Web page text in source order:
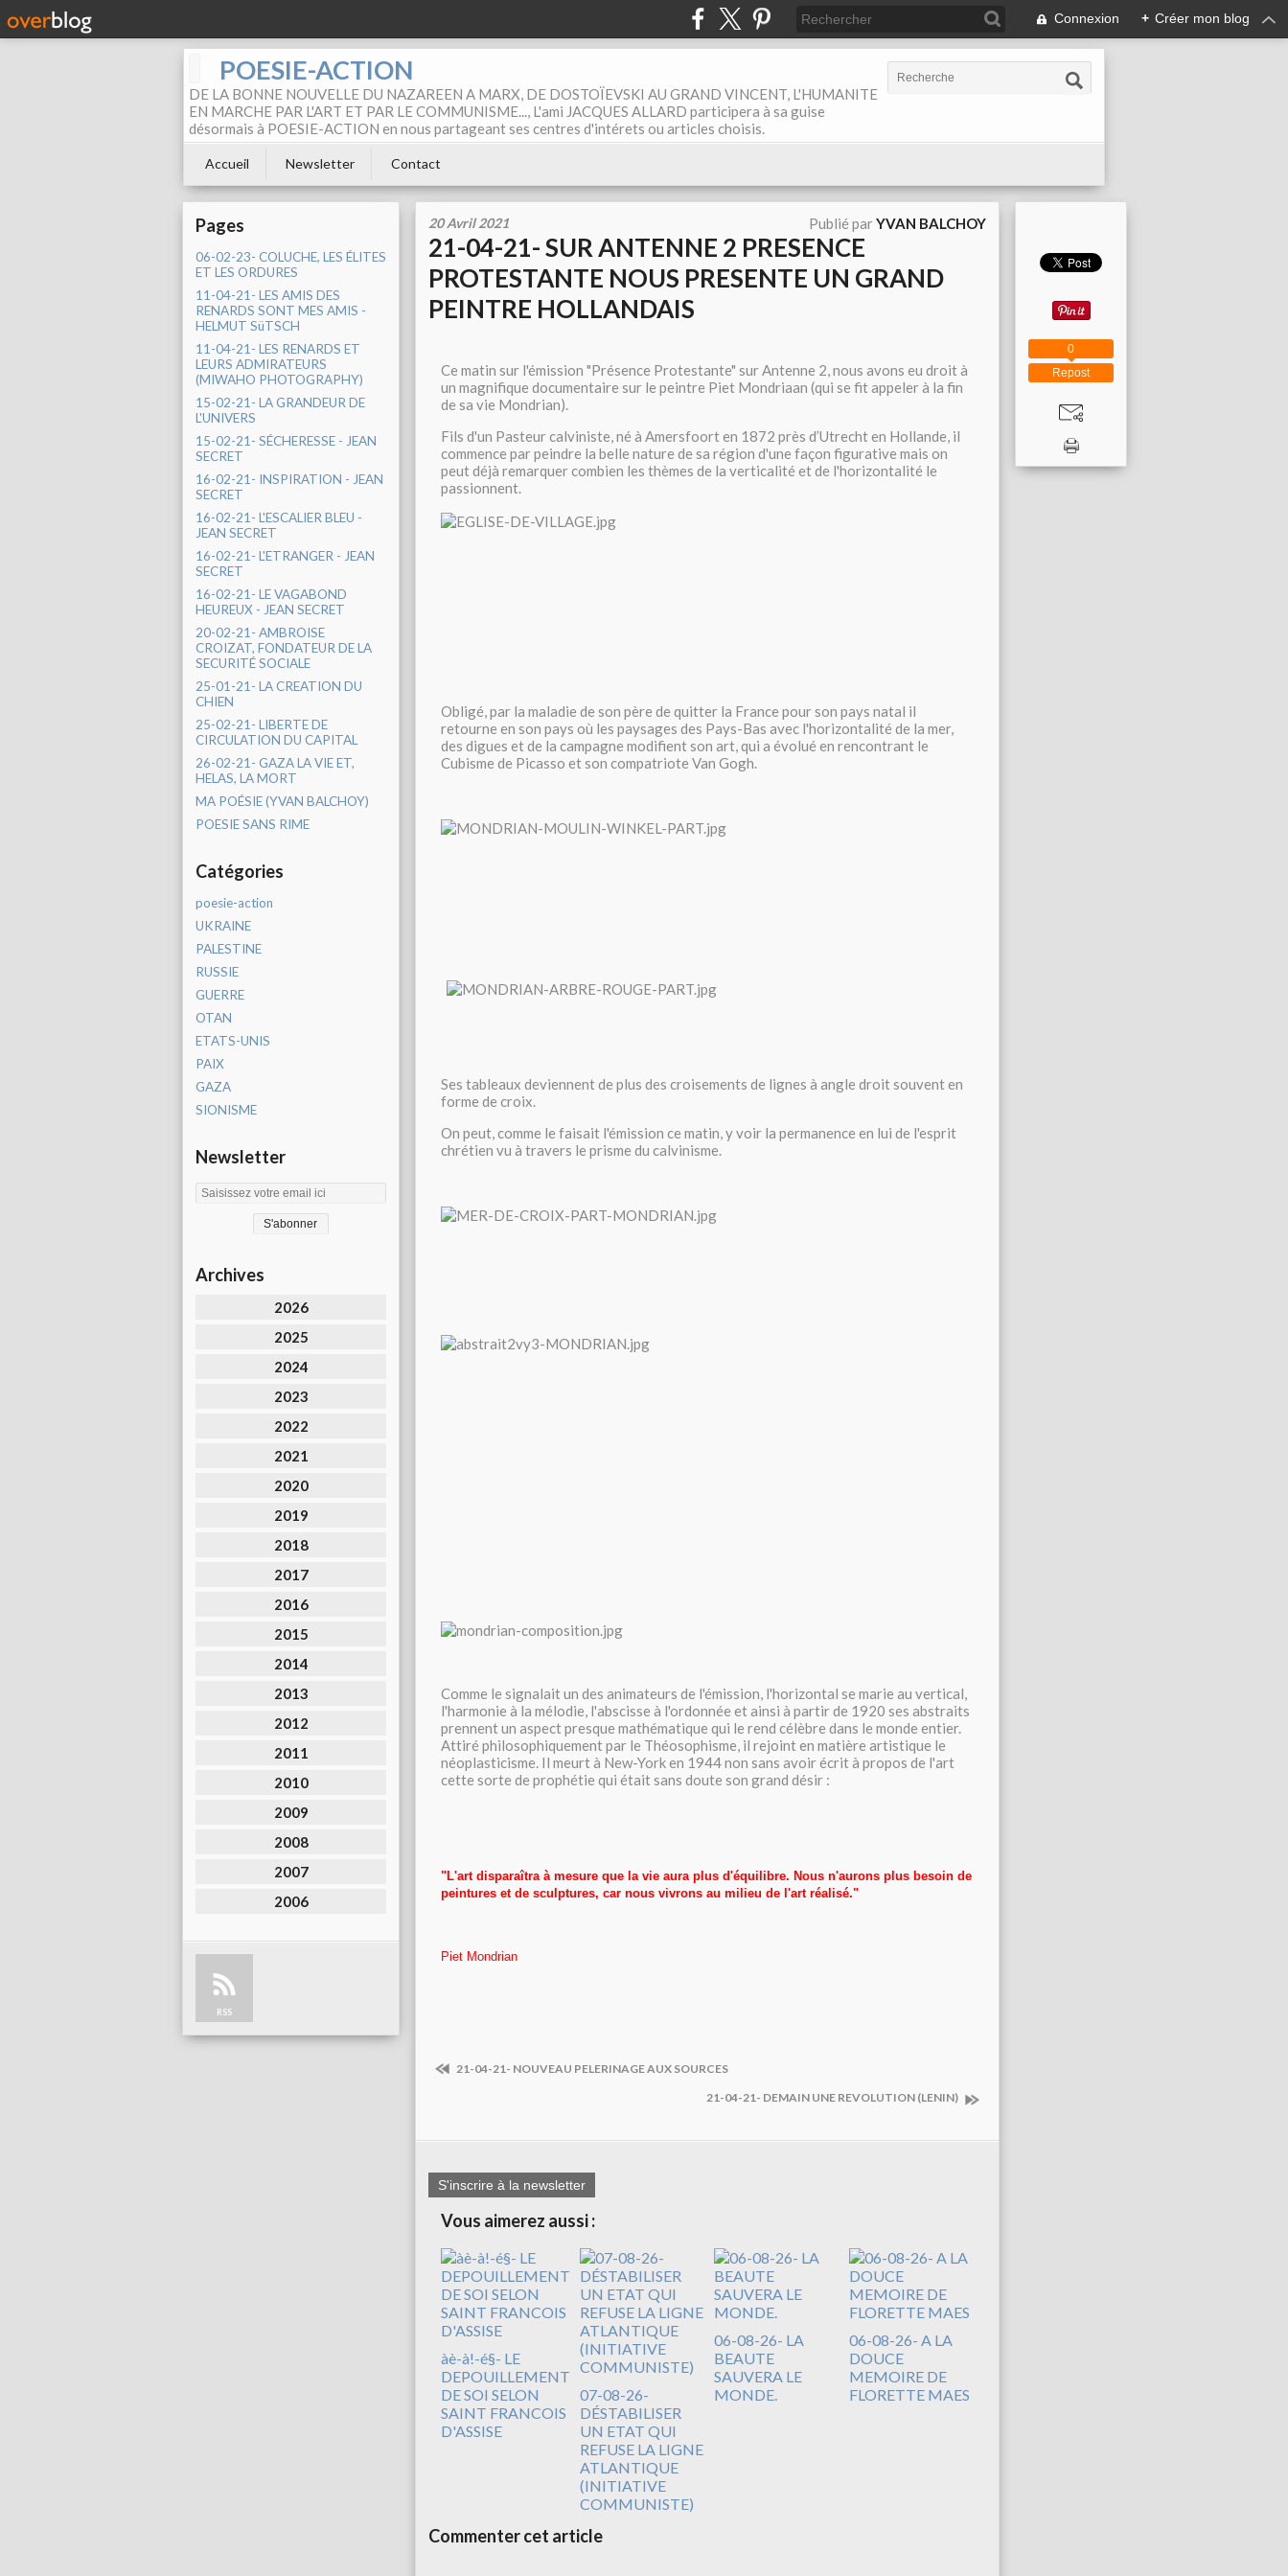
Connexion + Créer mon blog
POESIE-ACTION
DE LA BONNE NOUVELLE DU NAZAREEN A MARX, DE DOSTOÏEVSKI AU GRAND VINCENT, L'HUMANITE
EN MARCHE PAR L'ART ET PAR LE COMMUNISME..., L'ami JACQUES ALLARD participera à sa guise
désormais à POESIE-ACTION en nous partageant ses centres d'intérets ou articles choisis.
Accueil Newsletter Contact
Pages
06-02-23- COLUCHE, LES ÉLITES
ET LES ORDURES
11-04-21- LES AMIS DES
RENARDS SONT MES AMIS -
HELMUT SüTSCH
11-04-21- LES RENARDS ET
LEURS ADMIRATEURS
(MIWAHO PHOTOGRAPHY)
15-02-21- LA GRANDEUR DE
L'UNIVERS
15-02-21- SÉCHERESSE - JEAN
SECRET
16-02-21- INSPIRATION - JEAN
SECRET
16-02-21- L'ESCALIER BLEU -
JEAN SECRET
16-02-21- L'ETRANGER - JEAN
SECRET
16-02-21- LE VAGABOND
HEUREUX - JEAN SECRET
20-02-21- AMBROISE
CROIZAT, FONDATEUR DE LA
SECURITÉ SOCIALE
25-01-21- LA CREATION DU
CHIEN
25-02-21- LIBERTE DE
CIRCULATION DU CAPITAL
26-02-21- GAZA LA VIE ET,
HELAS, LA MORT
MA POÉSIE (YVAN BALCHOY)
POESIE SANS RIME
Catégories
poesie-action
UKRAINE
PALESTINE
RUSSIE
GUERRE
OTAN
ETATS-UNIS
PAIX
GAZA
SIONISME
Newsletter
Archives
2026
2025
2024
2023
2022
2021
2020
2019
2018
2017
2016
2015
2014
2013
2012
2011
2010
2009
2008
2007
2006
RSS
20 Avril 2021 Publié parYVAN BALCHOY
21-04-21- SUR ANTENNE 2 PRESENCE
PROTESTANTE NOUS PRESENTE UN GRAND
PEINTRE HOLLANDAIS
Ce matin sur l'émission "Présence Protestante" sur Antenne 2, nous avons eu droit à
un magnifique documentaire sur le peintre Piet Mondriaan (qui se fit appeler à la fin
de sa vie Mondrian).
Fils d'un Pasteur calviniste, né à Amersfoort en 1872 près d’Utrecht en Hollande, il
commence par peindre la belle nature de sa région d'une façon figurative mais on
peut déjà remarquer combien les thèmes de la verticalité et de l'horizontalité le
passionnent.
Obligé, par la maladie de son père de quitter la France pour son pays natal il
retourne en son pays où les paysages des Pays-Bas avec l'horizontalité de la mer,
des digues et de la campagne modifient son art, qui a évolué en rencontrant le
Cubisme de Picasso et son compatriote Van Gogh.
Ses tableaux deviennent de plus des croisements de lignes à angle droit souvent en
forme de croix.
On peut, comme le faisait l'émission ce matin, y voir la permanence en lui de l'esprit
chrétien vu à travers le prisme du calvinisme.
Comme le signalait un des animateurs de l'émission, l'horizontal se marie au vertical,
l'harmonie à la mélodie, l'abscisse à l'ordonnée et ainsi à partir de 1920 ses abstraits
prennent un aspect presque mathématique qui le rend célèbre dans le monde entier.
Attiré philosophiquement par le Théosophisme, il rejoint en matière artistique le
néoplasticisme. Il meurt à New-York en 1944 non sans avoir écrit à propos de l'art
cette sorte de prophétie qui était sans doute son grand désir :
"L'art disparaîtra à mesure que la vie aura plus d'équilibre. Nous n'aurons plus besoin de
peintures et de sculptures, car nous vivrons au milieu de l'art réalisé."
Piet Mondrian
21-04-21- NOUVEAU PELERINAGE AUX SOURCES
21-04-21- DEMAIN UNE REVOLUTION (LENIN)
S'inscrire à la newsletter
Vous aimerez aussi :
àè-à!-é§- LE
DEPOUILLEMENT
DE SOI SELON
SAINT FRANCOIS
D'ASSISE
07-08-26-
DÉSTABILISER
UN ETAT QUI
REFUSE LA LIGNE
ATLANTIQUE
(INITIATIVE
COMMUNISTE)
06-08-26- LA
BEAUTE
SAUVERA LE
MONDE.
06-08-26- A LA
DOUCE
MEMOIRE DE
FLORETTE MAES
Commenter cet article
Repost
0